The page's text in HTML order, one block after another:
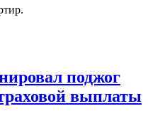
поджог
выплаты